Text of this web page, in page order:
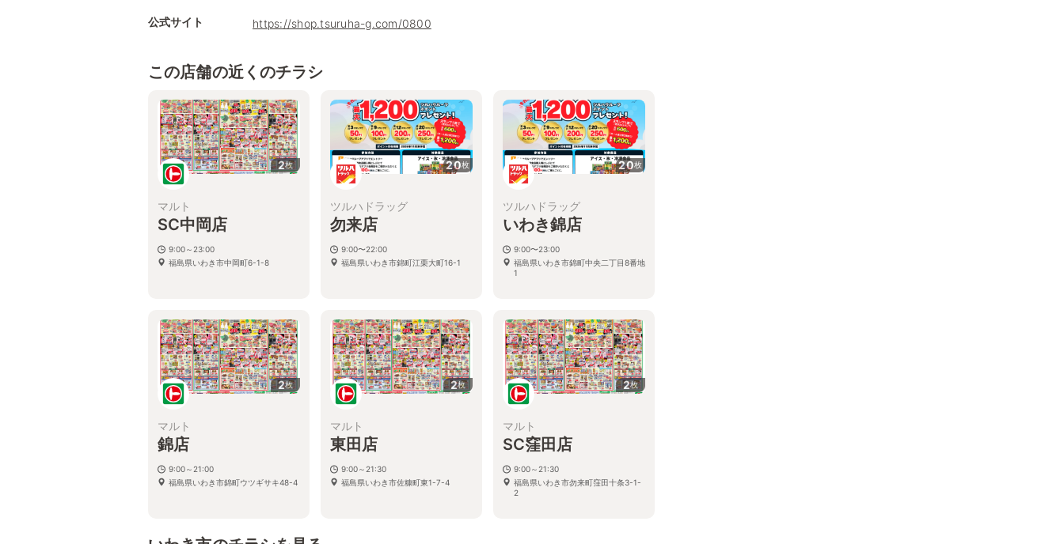
公式サイト https://shop.tsuruha-g.com/0800
この店舗の近くのチラシ
2枚
マルト
SC中岡店
9:00～23:00
福島県いわき市中岡町6-1-8
20枚
ツルハドラッグ
勿来店
9:00〜22:00
福島県いわき市錦町江栗大町16-1
20枚
ツルハドラッグ
いわき錦店
9:00〜23:00
福島県いわき市錦町中央二丁目8番地
1
2枚
マルト
錦店
9:00～21:00
福島県いわき市錦町ウツギサキ48-4
2枚
マルト
東田店
9:00～21:30
福島県いわき市佐糠町東1-7-4
2枚
マルト
SC窪田店
9:00～21:30
福島県いわき市勿来町窪田十条3-1-
2